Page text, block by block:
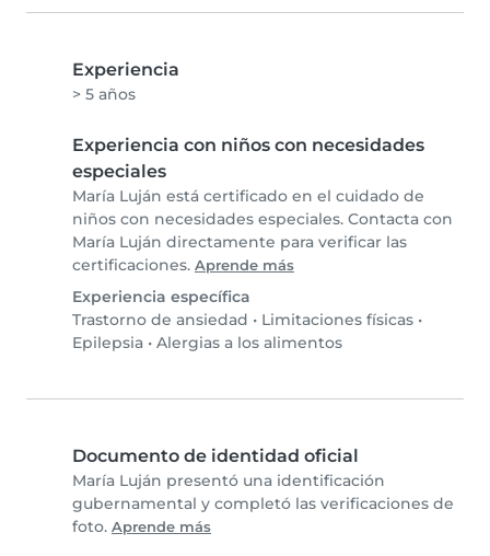
Experiencia
> 5 años
Experiencia con niños con necesidades
especiales
María Luján está certificado en el cuidado de
niños con necesidades especiales. Contacta con
María Luján directamente para verificar las
certificaciones. Aprende más
Experiencia específica
Trastorno de ansiedad • Limitaciones físicas •
Epilepsia • Alergias a los alimentos
Documento de identidad oficial
María Luján presentó una identificación
gubernamental y completó las verificaciones de
foto. Aprende más